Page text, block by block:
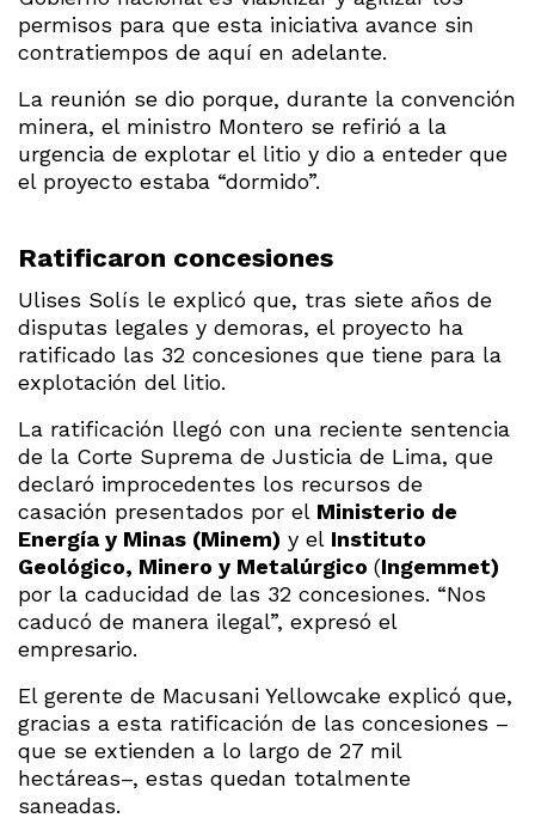
permisos para que esta iniciativa avance sin
contratiempos de aquí en adelante.
La reunión se dio porque, durante la convención
minera, el ministro Montero se refirió a la
urgencia de explotar el litio y dio a enteder que
el proyecto estaba “dormido”.
Ratificaron concesiones
Ulises Solís le explicó que, tras siete años de
disputas legales y demoras, el proyecto ha
ratificado las 32 concesiones que tiene para la
explotación del litio.
La ratificación llegó con una reciente sentencia
de la Corte Suprema de Justicia de Lima, que
declaró improcedentes los recursos de
casación presentados por el Ministerio de
Energía y Minas (Minem) y el Instituto
Geológico, Minero y Metalúrgico (Ingemmet)
por la caducidad de las 32 concesiones. “Nos
caducó de manera ilegal”, expresó el
empresario.
El gerente de Macusani Yellowcake explicó que,
gracias a esta ratificación de las concesiones –
que se extienden a lo largo de 27 mil
hectáreas–, estas quedan totalmente
saneadas.